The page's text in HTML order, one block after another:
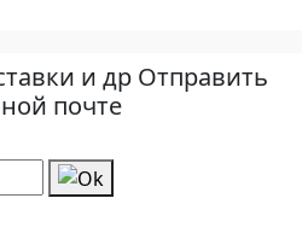
и др Отправить
почте